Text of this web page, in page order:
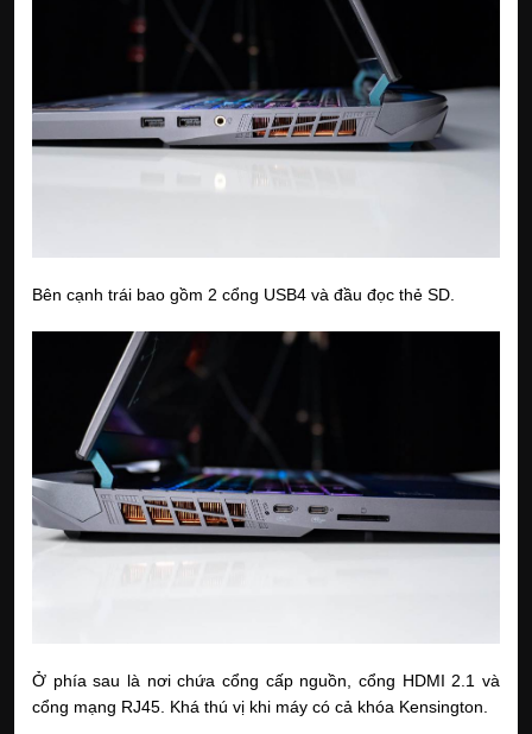
Bên cạnh trái bao gồm 2 cổng USB4 và đầu đọc thẻ SD.
Ở phía sau là nơi chứa cổng cấp nguồn, cổng HDMI 2.1 và
cổng mạng RJ45. Khá thú vị khi máy có cả khóa Kensington.